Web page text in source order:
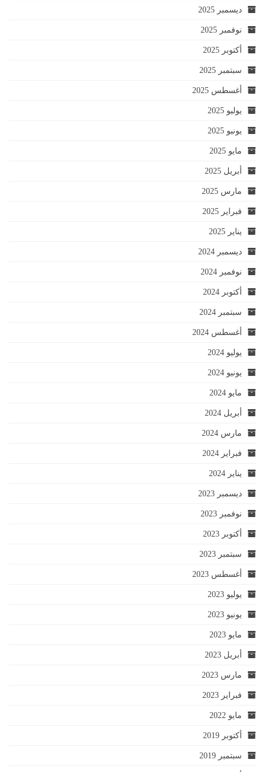
ديسمبر 2025
نوفمبر 2025
أكتوبر 2025
سبتمبر 2025
أغسطس 2025
يوليو 2025
يونيو 2025
مايو 2025
أبريل 2025
مارس 2025
فبراير 2025
يناير 2025
ديسمبر 2024
نوفمبر 2024
أكتوبر 2024
سبتمبر 2024
أغسطس 2024
يوليو 2024
يونيو 2024
مايو 2024
أبريل 2024
مارس 2024
فبراير 2024
يناير 2024
ديسمبر 2023
نوفمبر 2023
أكتوبر 2023
سبتمبر 2023
أغسطس 2023
يوليو 2023
يونيو 2023
مايو 2023
أبريل 2023
مارس 2023
فبراير 2023
مايو 2022
أكتوبر 2019
سبتمبر 2019